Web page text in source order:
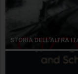
STORIA DELL’ALTRA